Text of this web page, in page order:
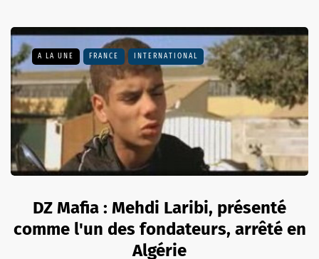
A LA UNE FRANCE INTERNATIONAL
DZ Mafia : Mehdi Laribi, présenté
comme l'un des fondateurs, arrêté en
Algérie